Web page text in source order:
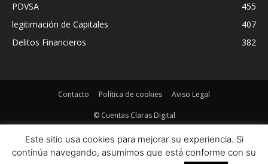
PDVSA
455
legitimación de Capitales
407
Delitos Financieros
382
Contacto Política de cookies Aviso Legal
© Cuentas Claras Digital
Este sitio usa cookies para mejorar su experiencia. Si
continúa navegando, asumimos que está conforme con su